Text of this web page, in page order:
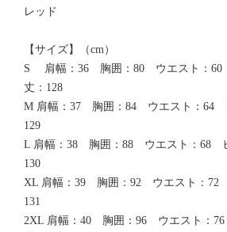
レッド
【サイズ】（cm）
S 肩幅：36 胸囲：80 ウエスト：
丈：128
M 肩幅：37 胸囲：84 ウエスト：64
129
L 肩幅：38 胸囲：88 ウエスト：68
130
XL 肩幅：39 胸囲：92 ウエスト：72
131
2XL 肩幅：40 胸囲：96 ウエスト：